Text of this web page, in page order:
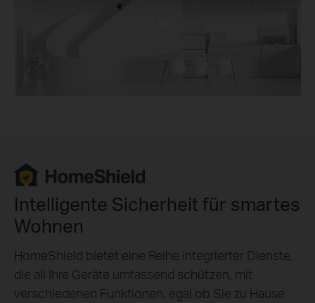
Intelligente Sicherheit für smartes
Wohnen
HomeShield bietet eine Reihe integrierter Dienste,
die all Ihre Geräte umfassend schützen, mit
verschiedenen Funktionen, egal ob Sie zu Hause